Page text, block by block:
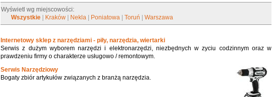
Wyświetl wg miejscowości:
Wszystkie
Kraków Nekla Poniatowa |Toruń |Warszawa
Internetowy sklep z narzędziami - piły, narzędzia, wiertarki
Serwis z dużym wyborem narzędzi i elektronarzędzi, niezbędnych w zyciu codzinnym oraz w
prawdzeniu firmy o charakterze usługowo / remontowym.
Serwis Narzędziowy
Bogaty zbiór artykułów związanych z branżą narzędzia.